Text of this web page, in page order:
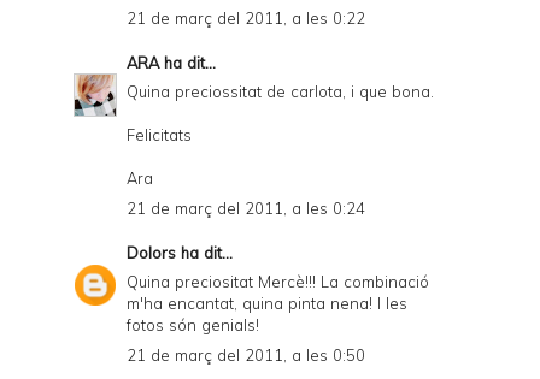
21 de març del 2011, a les 0:22
ARAha dit...
Quina preciossitat de carlota, i que bona.
Felicitats
Ara
21 de març del 2011, a les 0:24
Dolors ha dit...
Quina preciositat Mercè!!! La combinació
m'ha encantat, quina pinta nena! I les
fotos són genials!
21 de març del 2011, a les 0:50